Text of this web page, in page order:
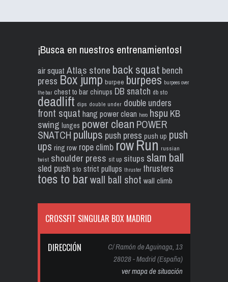
¡Busca en nuestros entrenamientos!
air squat Atlas stone back squat bench
press Box jump burpee burpees burpees over
the bar chest to bar chinups DB snatch db sto
deadlift dips double under double unders
front squat hang power clean hero hspu KB
swing lunges power clean POWER
SNATCH pullups push press push up push
ups ring row rope climb rowRun russian
twist shoulder press sit up situps slam ball
sled push sto strict pullups thruster thrusters
toes to barwall ball shot wall climb
CROSSFIT SINGULAR BOX MADRID
DIRECCIÓN
C/ Ramón de Aguinaga, 13
28028 - Madrid (España)
ver mapa de situación